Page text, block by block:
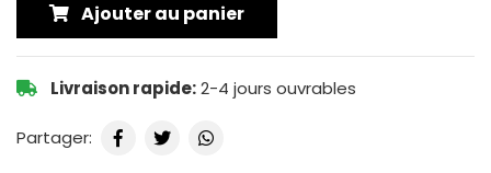
Ajouter au panier
Livraison rapide:2-4 jours ouvrables
Partager: